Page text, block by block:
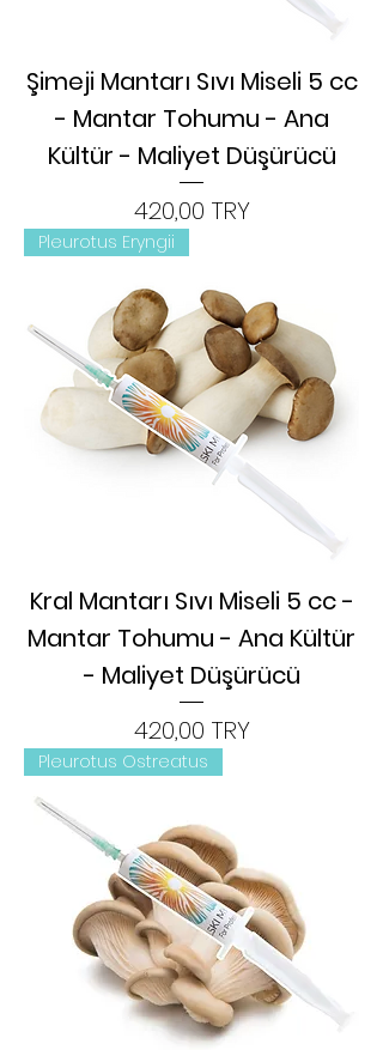
Şimeji Mantarı Sıvı Miseli 5 cc
- Mantar Tohumu - Ana
Kültür - Maliyet Düşürücü
Цена
420,00 TRY
Pleurotus Eryngii
Kral Mantarı Sıvı Miseli 5 cc -
Mantar Tohumu - Ana Kültür
- Maliyet Düşürücü
Цена
420,00 TRY
Pleurotus Ostreatus